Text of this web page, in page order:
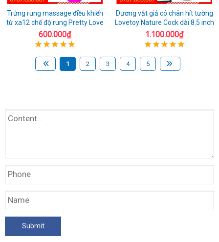
Trứng rung massage điều khiển
từ xa12 chế độ rung Pretty Love
600.000₫
Dương vật giả có chân hít tường
Lovetoy Nature Cock dài 8.5 inch
1.100.000₫
1 2 3 4 5